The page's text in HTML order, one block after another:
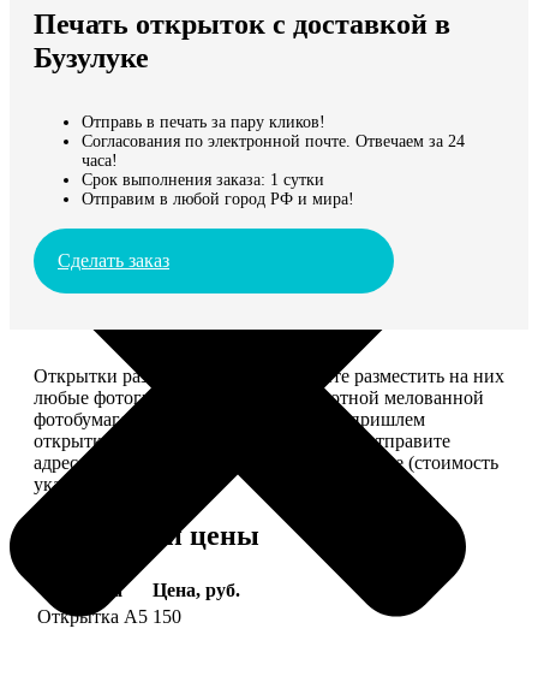
Мы доставляем по всему миру
Продолжить без города
Печать открыток с доставкой в
Бузулуке
Отправь в печать за пару кликов!
Согласования по электронной почте. Отвечаем за 24
часа!
Срок выполнения заказа: 1 сутки
Отправим в любой город РФ и мира!
Сделать заказ
Открытки размером 10*15, вы можете разместить на них
любые фотографии. Печатаем на плотной мелованной
фотобумаге плотностью 300 г/м2. Мы пришлем
открытки вам, вы сами их подпишете и отправите
адресату. Заказать можно 6 открыток и более (стоимость
указана за 6 штук).
Форматы и цены
Услуга
Цена, руб.
Открытка А5 150